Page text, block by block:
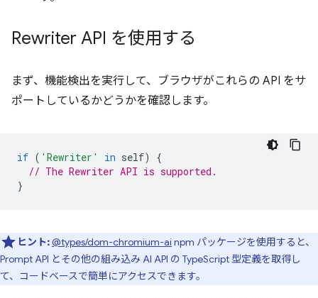
Rewriter API を使用する
まず、機能検出を実行して、ブラウザがこれらの API をサ
ポートしているかどうかを確認します。
if ( 'Rewriter' in self)
{
// The Rewriter API is supported.
}
ヒント:@types/dom-chromium-ai npm パッケージを使用すると、
Prompt API とその他の組み込み AI API の TypeScript 型定義を取得し
て、コードベースで簡単にアクセスできます。